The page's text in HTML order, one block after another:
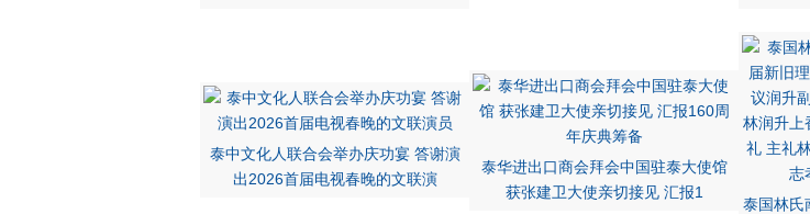
泰中文化人联合会举办庆功宴 答谢演
出2026首届电视春晚的文联演
泰华进出口商会拜会中国驻泰大使馆
获张建卫大使亲切接见 汇报1
泰国林氏